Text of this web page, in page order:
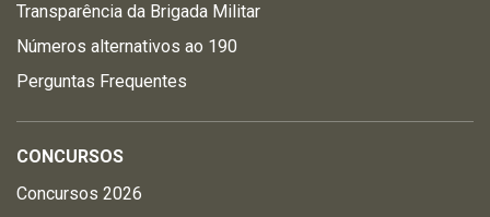
Transparência da Brigada Militar
Números alternativos ao 190
Perguntas Frequentes
CONCURSOS
Concursos 2026